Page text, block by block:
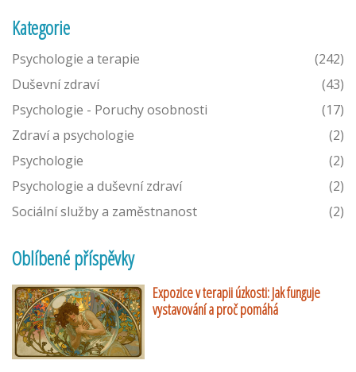
Kategorie
Psychologie a terapie
(242)
Duševní zdraví
(43)
Psychologie - Poruchy osobnosti
(17)
Zdraví a psychologie
(2)
Psychologie
(2)
Psychologie a duševní zdraví
(2)
Sociální služby a zaměstnanost
(2)
Oblíbené příspěvky
Expozice v terapii úzkosti: Jak funguje
vystavování a proč pomáhá